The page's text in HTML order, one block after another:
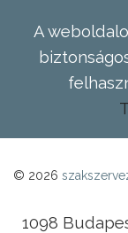
A
© 2026
1098